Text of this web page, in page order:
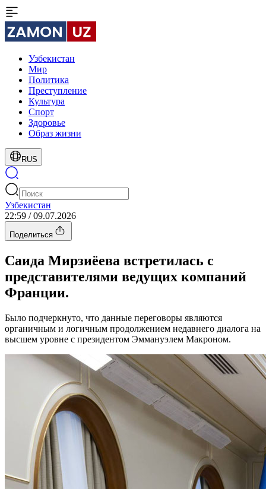
Узбекистан
Мир
Политика
Преступление
Культура
Спорт
Здоровье
Образ жизни
RUS
Узбекистан
22:59 / 09.07.2026
Поделиться
Саида Мирзиёева встретилась с
представителями ведущих компаний
Франции.
Было подчеркнуто, что данные переговоры являются
органичным и логичным продолжением недавнего диалога на
высшем уровне с президентом Эммануэлем Макроном.